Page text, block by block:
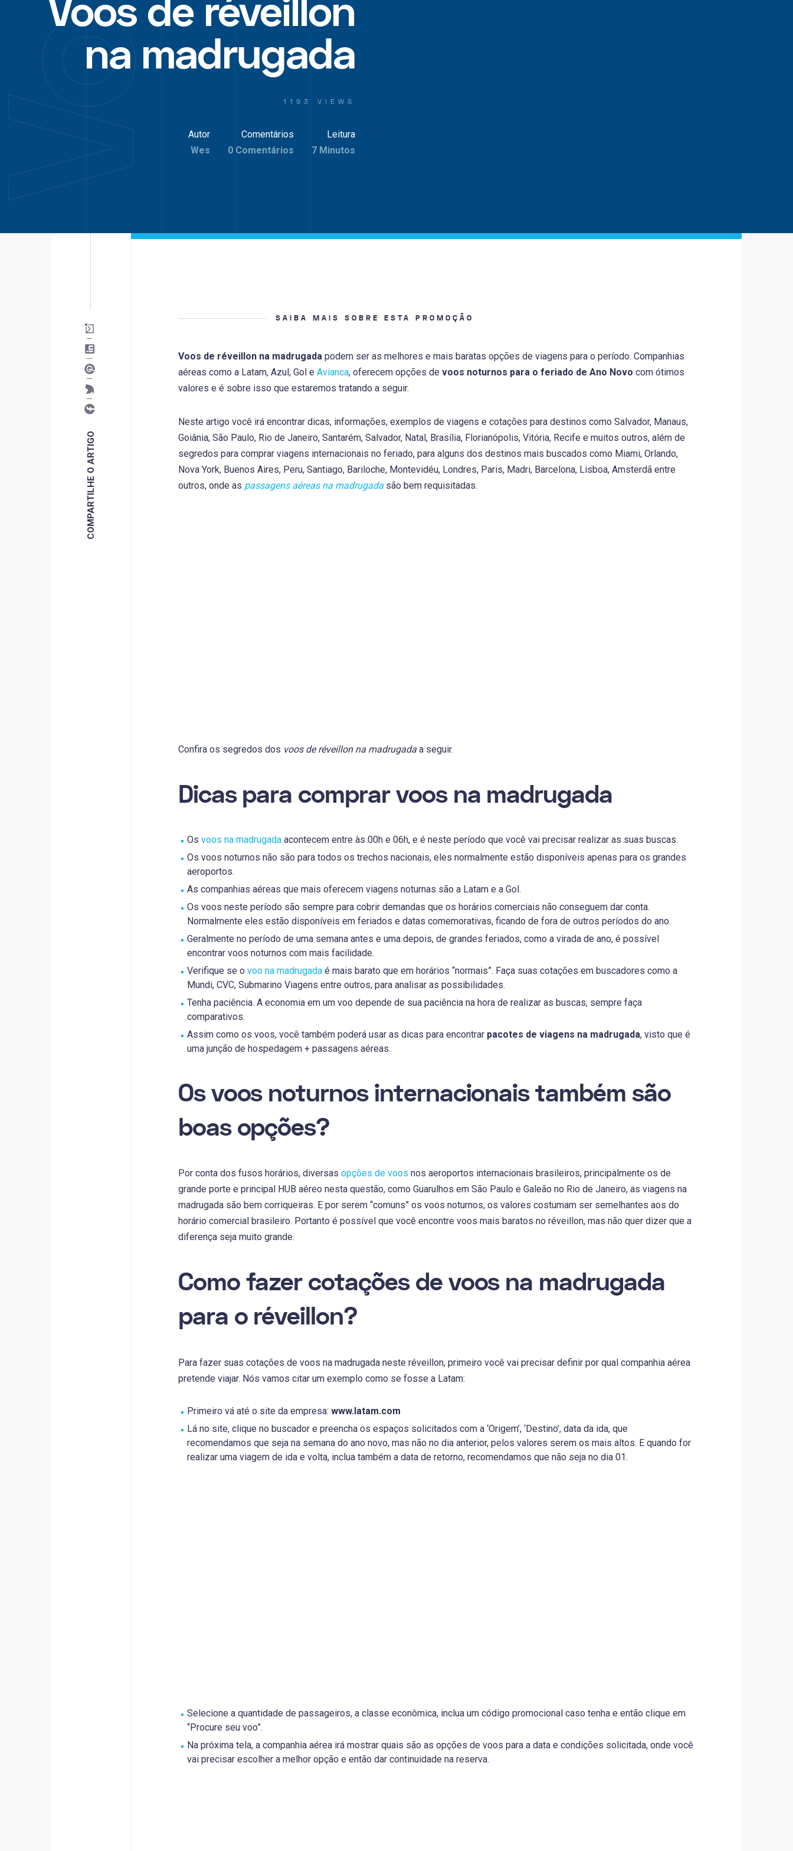
Voos de réveillon
na madrugada
1193 VIEWS
Autor
Wes
Comentários
0 Comentários
Leitura
7 Minutos
COMPARTILHE O ARTIGO
SAIBA MAIS SOBRE ESTA PROMOÇÃO
Voos de réveillon na madrugadapodem ser as melhores e mais baratas opções de viagens para o período. Companhias
aéreas como a Latam, Azul, Gol e Avianca, oferecem opções de voos noturnos para o feriado de Ano Novo com ótimos
valores e é sobre isso que estaremos tratando a seguir.
Neste artigo você irá encontrar dicas, informações, exemplos de viagens e cotações para destinos como Salvador, Manaus,
Goiânia, São Paulo, Rio de Janeiro, Santarém, Salvador, Natal, Brasília, Florianópolis, Vitória, Recife e muitos outros, além de
segredos para comprar viagens internacionais no feriado, para alguns dos destinos mais buscados como Miami, Orlando,
Nova York, Buenos Aires, Peru, Santiago, Bariloche, Montevidéu, Londres, Paris, Madri, Barcelona, Lisboa, Amsterdã entre
outros, onde as passagens aéreas na madrugadasão bem requisitadas.
Confira os segredos dos voos de réveillon na madrugadaa seguir.
Dicas para comprar voos na madrugada
Os voos na madrugadaacontecem entre às 00h e 06h, e é neste período que você vai precisar realizar as suas buscas.
Os voos noturnos não são para todos os trechos nacionais, eles normalmente estão disponíveis apenas para os grandes
aeroportos.
As companhias aéreas que mais oferecem viagens noturnas são a Latam e a Gol.
Os voos neste período são sempre para cobrir demandas que os horários comerciais não conseguem dar conta.
Normalmente eles estão disponíveis em feriados e datas comemorativas, ficando de fora de outros períodos do ano.
Geralmente no período de uma semana antes e uma depois, de grandes feriados, como a virada de ano, é possível
encontrar voos noturnos com mais facilidade.
Verifique se o voo na madrugadaé mais barato que em horários “normais”. Faça suas cotações em buscadores como a
Mundi, CVC, Submarino Viagens entre outros, para analisar as possibilidades.
Tenha paciência. A economia em um voo depende de sua paciência na hora de realizar as buscas, sempre faça
comparativos.
Assim como os voos, você também poderá usar as dicas para encontrar pacotes de viagens na madrugada, visto que é
uma junção de hospedagem + passagens aéreas.
Os voos noturnos internacionais também são
boas opções?
Por conta dos fusos horários, diversas opções de voos nos aeroportos internacionais brasileiros, principalmente os de
grande porte e principal HUB aéreo nesta questão, como Guarulhos em São Paulo e Galeão no Rio de Janeiro, as viagens na
madrugada são bem corriqueiras. E por serem “comuns” os voos noturnos, os valores costumam ser semelhantes aos do
horário comercial brasileiro. Portanto é possível que você encontre voos mais baratos no réveillon, mas não quer dizer que a
diferença seja muito grande.
Como fazer cotações de voos na madrugada
para o réveillon?
Para fazer suas cotações de voos na madrugada neste réveillon, primeiro você vai precisar definir por qual companhia aérea
pretende viajar. Nós vamos citar um exemplo como se fosse a Latam:
Primeiro vá até o site da empresa: www.latam.com
Lá no site, clique no buscador e preencha os espaços solicitados com a ‘Origem’, ‘Destino’, data da ida, que
recomendamos que seja na semana do ano novo, mas não no dia anterior, pelos valores serem os mais altos. E quando for
realizar uma viagem de ida e volta, inclua também a data de retorno, recomendamos que não seja no dia 01.
Selecione a quantidade de passageiros, a classe econômica, inclua um código promocional caso tenha e então clique em
“Procure seu voo”.
Na próxima tela, a companhia aérea irá mostrar quais são as opções de voos para a data e condições solicitada, onde você
vai precisar escolher a melhor opção e então dar continuidade na reserva.